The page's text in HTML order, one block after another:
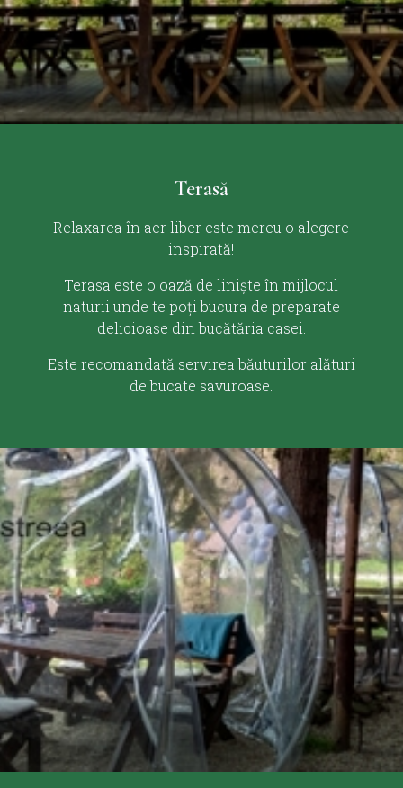
Terasă
Relaxarea în aer liber este mereu o alegere
inspirată!
Terasa este o oază de liniște în mijlocul
naturii unde te poți bucura de preparate
delicioase din bucătăria casei.
Este recomandată servirea băuturilor alături
de bucate savuroase.